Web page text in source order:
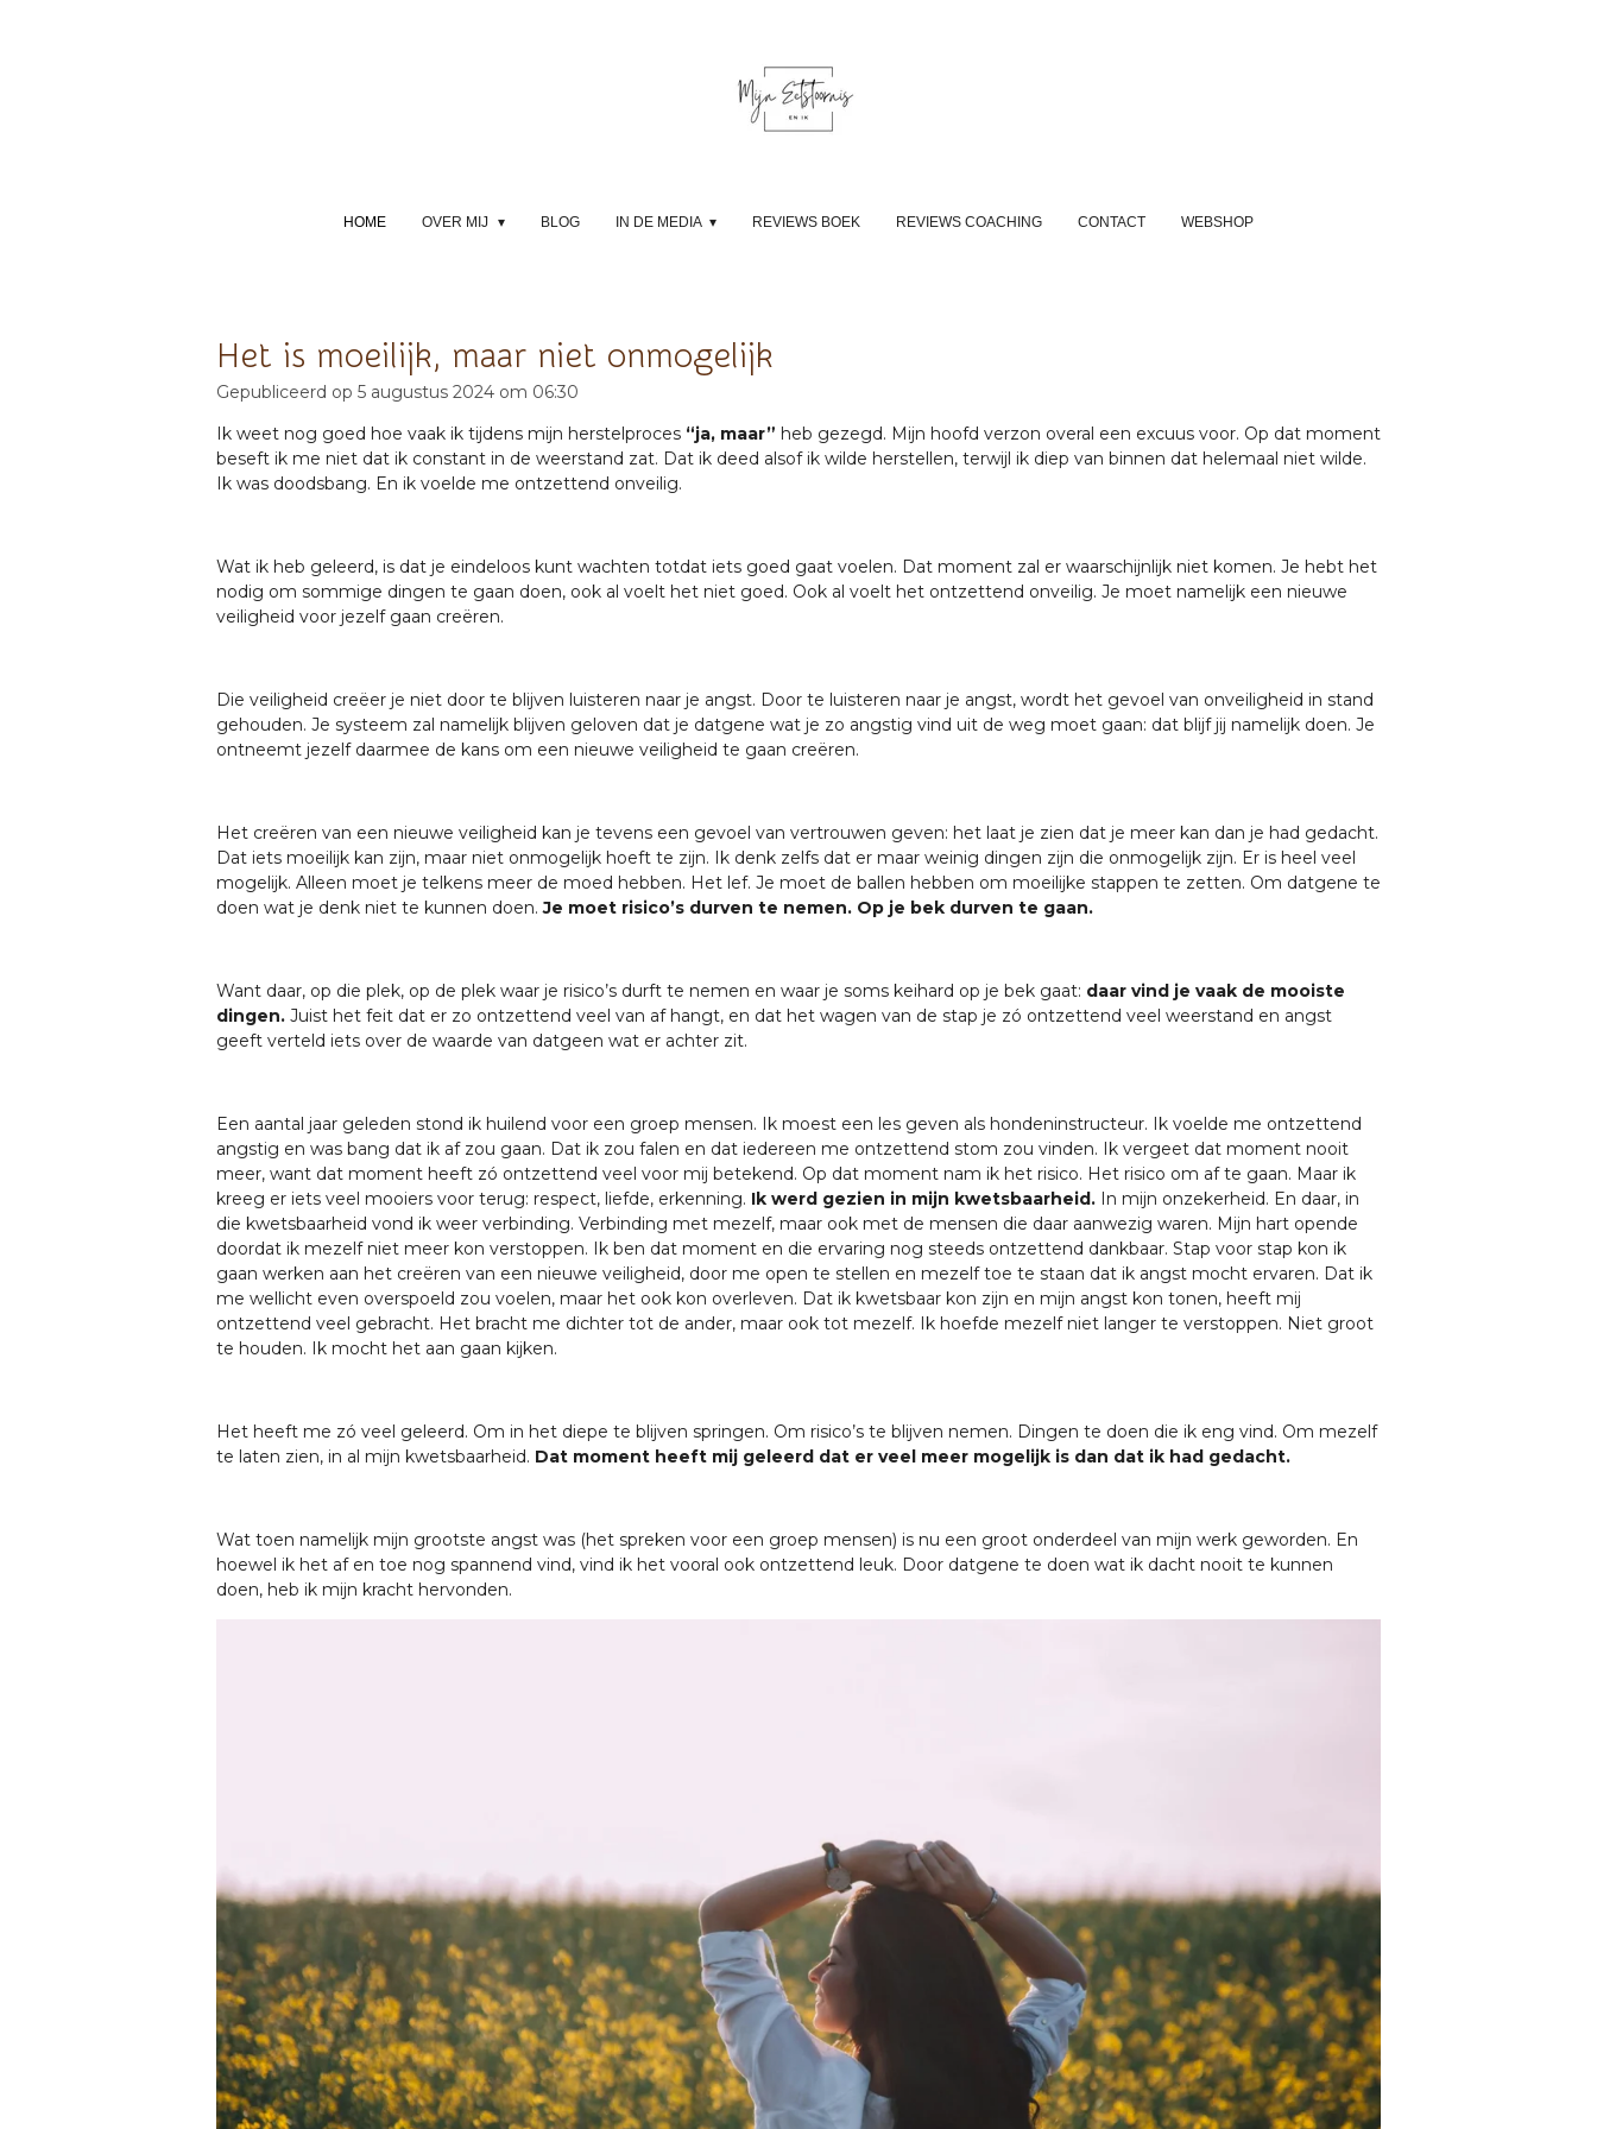
HOME OVER MIJ BLOG IN DE MEDIA REVIEWS BOEK REVIEWS COACHING CONTACT WEBSHOP
Het is moeilijk, maar niet onmogelijk
Gepubliceerd op 5 augustus 2024 om 06:30
Ik weet nog goed hoe vaak ik tijdens mijn herstelproces “ja, maar” heb gezegd. Mijn hoofd verzon overal een excuus voor. Op dat moment
beseft ik me niet dat ik constant in de weerstand zat. Dat ik deed alsof ik wilde herstellen, terwijl ik diep van binnen dat helemaal niet wilde.
Ik was doodsbang. En ik voelde me ontzettend onveilig.
Wat ik heb geleerd, is dat je eindeloos kunt wachten totdat iets goed gaat voelen. Dat moment zal er waarschijnlijk niet komen. Je hebt het
nodig om sommige dingen te gaan doen, ook al voelt het niet goed. Ook al voelt het ontzettend onveilig. Je moet namelijk een nieuwe
veiligheid voor jezelf gaan creëren.
Die veiligheid creëer je niet door te blijven luisteren naar je angst. Door te luisteren naar je angst, wordt het gevoel van onveiligheid in stand
gehouden. Je systeem zal namelijk blijven geloven dat je datgene wat je zo angstig vind uit de weg moet gaan: dat blijf jij namelijk doen. Je
ontneemt jezelf daarmee de kans om een nieuwe veiligheid te gaan creëren.
Het creëren van een nieuwe veiligheid kan je tevens een gevoel van vertrouwen geven: het laat je zien dat je meer kan dan je had gedacht.
Dat iets moeilijk kan zijn, maar niet onmogelijk hoeft te zijn. Ik denk zelfs dat er maar weinig dingen zijn die onmogelijk zijn. Er is heel veel
mogelijk. Alleen moet je telkens meer de moed hebben. Het lef. Je moet de ballen hebben om moeilijke stappen te zetten. Om datgene te
doen wat je denk niet te kunnen doen.Je moet risico’s durven te nemen. Op je bek durven te gaan.
Want daar, op die plek, op de plek waar je risico’s durft te nemen en waar je soms keihard op je bek gaat: daar vind je vaak de mooiste
dingen. Juist het feit dat er zo ontzettend veel van af hangt, en dat het wagen van de stap je zó ontzettend veel weerstand en angst
geeft verteld iets over de waarde van datgeen wat er achter zit.
Een aantal jaar geleden stond ik huilend voor een groep mensen. Ik moest een les geven als hondeninstructeur. Ik voelde me ontzettend
angstig en was bang dat ik af zou gaan. Dat ik zou falen en dat iedereen me ontzettend stom zou vinden. Ik vergeet dat moment nooit
meer, want dat moment heeft zó ontzettend veel voor mij betekend. Op dat moment nam ik het risico. Het risico om af te gaan. Maar ik
kreeg er iets veel mooiers voor terug: respect, liefde, erkenning. Ik werd gezien in mijn kwetsbaarheid. In mijn onzekerheid. En daar, in
die kwetsbaarheid vond ik weer verbinding. Verbinding met mezelf, maar ook met de mensen die daar aanwezig waren. Mijn hart opende
doordat ik mezelf niet meer kon verstoppen. Ik ben dat moment en die ervaring nog steeds ontzettend dankbaar. Stap voor stap kon ik
gaan werken aan het creëren van een nieuwe veiligheid, door me open te stellen en mezelf toe te staan dat ik angst mocht ervaren. Dat ik
me wellicht even overspoeld zou voelen, maar het ook kon overleven. Dat ik kwetsbaar kon zijn en mijn angst kon tonen, heeft mij
ontzettend veel gebracht. Het bracht me dichter tot de ander, maar ook tot mezelf. Ik hoefde mezelf niet langer te verstoppen. Niet groot
te houden. Ik mocht het aan gaan kijken.
Het heeft me zó veel geleerd. Om in het diepe te blijven springen. Om risico’s te blijven nemen. Dingen te doen die ik eng vind. Om mezelf
te laten zien, in al mijn kwetsbaarheid. Dat moment heeft mij geleerd dat er veel meer mogelijk is dan dat ik had gedacht.
Wat toen namelijk mijn grootste angst was (het spreken voor een groep mensen) is nu een groot onderdeel van mijn werk geworden. En
hoewel ik het af en toe nog spannend vind, vind ik het vooral ook ontzettend leuk. Door datgene te doen wat ik dacht nooit te kunnen
doen, heb ik mijn kracht hervonden.